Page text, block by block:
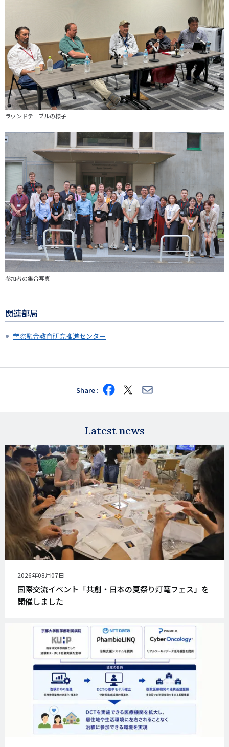
ラウンドテーブルの様子
参加者の集合写真
関連部局
学際融合教育研究推進センター
Share Share
on
Share
on
Share
via
Latest news
公
開
日
2026年08月07日
国際交流イベント「共創・日本の夏祭り灯篭フェス」を
開催しました